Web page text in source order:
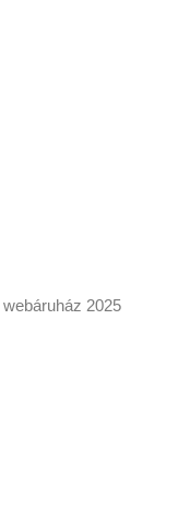
2025